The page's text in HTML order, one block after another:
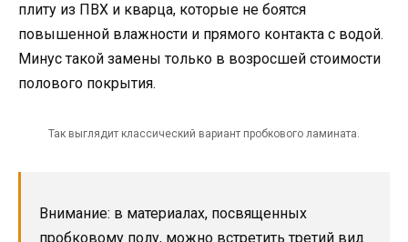
плиту из ПВХ и кварца, которые не боятся
повышенной влажности и прямого контакта с водой.
Минус такой замены только в возросшей стоимости
полового покрытия.
Так выглядит классический вариант пробкового ламината.
Внимание: в материалах, посвященных
пробковому полу, можно встретить третий вид